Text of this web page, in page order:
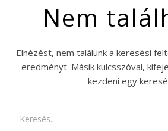
Nem
Elnézést, nem találunk a keresési
eredményt. Másik kulcsszóval,
kezdeni egy